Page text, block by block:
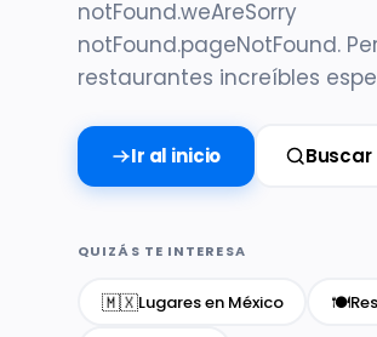
notFound.weAreSorry
notFound.pageNotFound.
restaurantes increíbles
Ir al inicio
QUIZÁS TE INTERESA
🇲🇽Lugares en México 🍽️